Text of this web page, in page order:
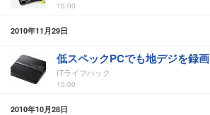
16:00
2010年11月29日
低スペックPCでも地デジを録画
ITライフハック
10:00
2010年10月28日